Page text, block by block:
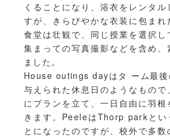
くることになり、浴衣をレンタ
すが、きらびやかな衣装に包まれ
食堂は壮観で、同じ授業を選択
集まっての写真撮影などを含め、
ました。
House outings dayはタ ーム最後
与えられた休息日のようなもので
にプランを立て、一日自由に羽
きます。PeeleはThorp parkとい
とになったのですが、校外で多